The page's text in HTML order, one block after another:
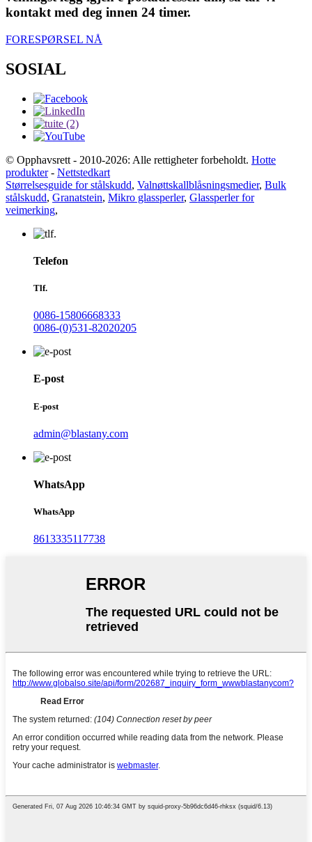
kontakt med deg innen 24 timer.
FORESPØRSEL NÅ
SOSIAL
© Opphavsrett - 2010-2026: Alle rettigheter forbeholdt. Hotte
produkter- Nettstedkart
Størrelsesguide for stålskudd, Valnøttskallblåsningsmedier, Bulk
stålskudd, Granatstein, Mikro glassperler, Glassperler for
veimerking,
Telefon
Tlf.
0086-15806668333
0086-(0)531-82020205
E-post
E-post
admin@blastany.com
WhatsApp
WhatsApp
8613335117738